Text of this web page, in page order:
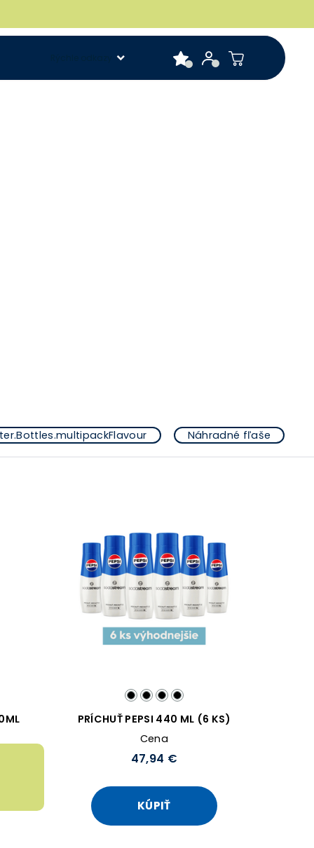
Náhradné fľaše
PRÍCHUŤ PEPSI 440 ML (6 KS)
Cena
47,94 €
KÚPIŤ